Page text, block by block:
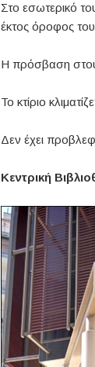
Στο εσωτερικό
έκτος όροφος του
Η πρόσβαση
Το κτίριο
Δεν έχει
Κεντρική